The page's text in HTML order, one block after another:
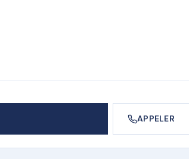
APPELER